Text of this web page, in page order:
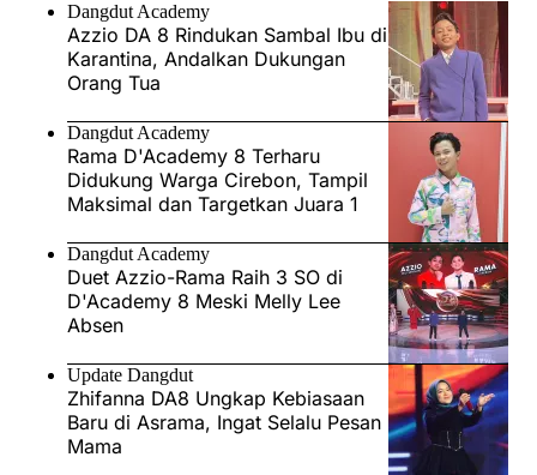
Dangdut Academy
Azzio DA 8 Rindukan Sambal Ibu di
Karantina, Andalkan Dukungan
Orang Tua
Dangdut Academy
Rama D'Academy 8 Terharu
Didukung Warga Cirebon, Tampil
Maksimal dan Targetkan Juara 1
Dangdut Academy
Duet Azzio-Rama Raih 3 SO di
D'Academy 8 Meski Melly Lee
Absen
Update Dangdut
Zhifanna DA8 Ungkap Kebiasaan
Baru di Asrama, Ingat Selalu Pesan
Mama